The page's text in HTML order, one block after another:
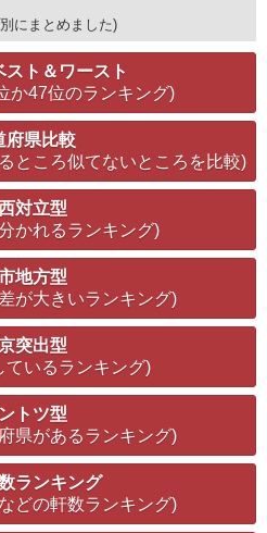
にまとめました)
スト＆ワースト
か47位のランキング)
府県比較
ところ似てないところを比較)
対立型
かれるランキング)
地方型
が大きいランキング)
突出型
ているランキング)
トツ型
県があるランキング)
ランキング
どの軒数ランキング)